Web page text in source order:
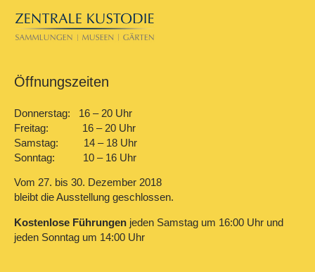
Öffnungszeiten
Donnerstag: 16 – 20 Uhr
Freitag: 16 – 20 Uhr
Samstag: 14 – 18 Uhr
Sonntag: 10 – 16 Uhr
Vom 27. bis 30. Dezember 2018
bleibt die Ausstellung geschlossen.
Kostenlose Führungen jeden Samstag um 16:00 Uhr und
jeden Sonntag um 14:00 Uhr